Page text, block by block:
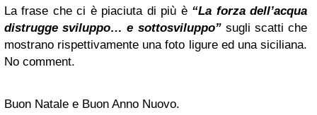
La frase che ci è piaciuta di più è “La forza dell’acqua
distrugge sviluppo… e sottosviluppo”sugli scatti che
mostrano rispettivamente una foto ligure ed una siciliana.
No comment.
Buon Natale e Buon Anno Nuovo.